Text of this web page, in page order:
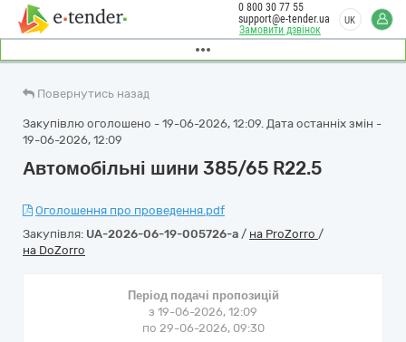
Замовити дзвінок
0 800 30 77 55
support@e-tender.ua
UK
Повернутись назад
Закупівлю оголошено - 19-06-2026, 12:09. Дата останніх змін -
19-06-2026, 12:09
Автомобільні шини 385/65 R22.5
Оголошення про проведення.pdf
Закупівля: UA-2026-06-19-005726-a / на ProZorro /
на DoZorro
Період подачі пропозицій
з 19-06-2026, 12:09
по 29-06-2026, 09:30